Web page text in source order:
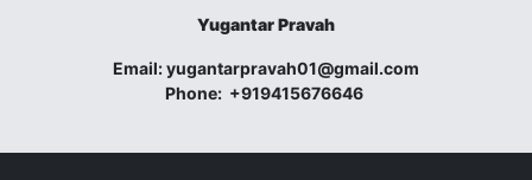
Yugantar Pravah
Email:yugantarpravah01@gmail.com
Phone: +919415676646